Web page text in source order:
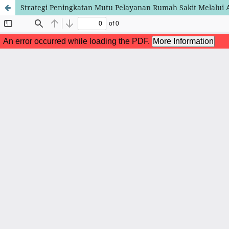
Strategi Peningkatan Mutu Pelayanan Rumah Sakit Melalui